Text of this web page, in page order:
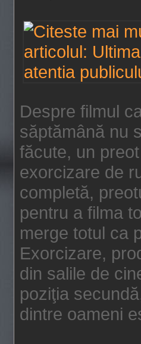
Despre filmul
săptămână nu
făcute, un
exorcizare de
completă,
pentru a filma
merge totul ca
Exorcizare,
din salile de
poziţia
dintre oameni